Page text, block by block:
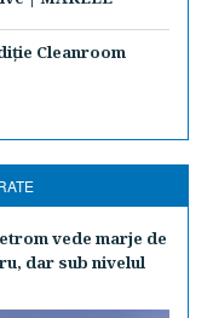
Cleanroom
vede marje de
dar sub nivelul